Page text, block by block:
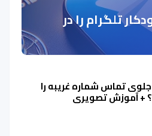
تلگرام را در
تماس شماره غریبه را
+ آموزش تصویری